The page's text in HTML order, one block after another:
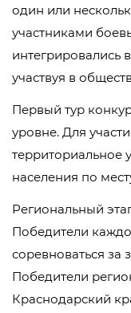
один или
участниками
интегрировались
участвуя в
Первый тур
уровне. Для
территориальное
населения по
Региональный
Победители
соревноваться за
Победители
Краснодарский